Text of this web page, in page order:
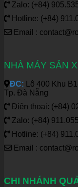
Zalo: (+84)
Hotline: (+84)
Email :
NHÀ MÁY SẢN
ĐC: Lô 400 Khu
Tp. Đà Nẵng
Điện thoại: (+84)
Zalo: (+84)
Hotline: (+84)
Email :
CHI NHÁNH